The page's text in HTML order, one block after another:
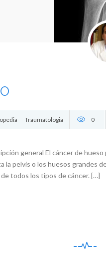
Traumatologia 0
general El cáncer de
la pelvis o los huesos grandes
todos los tipos de cáncer. […]